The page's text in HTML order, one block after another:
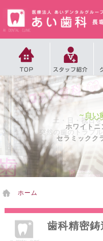
土・日・祝日
突然の歯のトラブ
～ 白い
ホワイト
セラミックク
ホーム
歯科精密鋳